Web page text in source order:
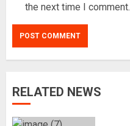
the next time I comment.
RELATED NEWS